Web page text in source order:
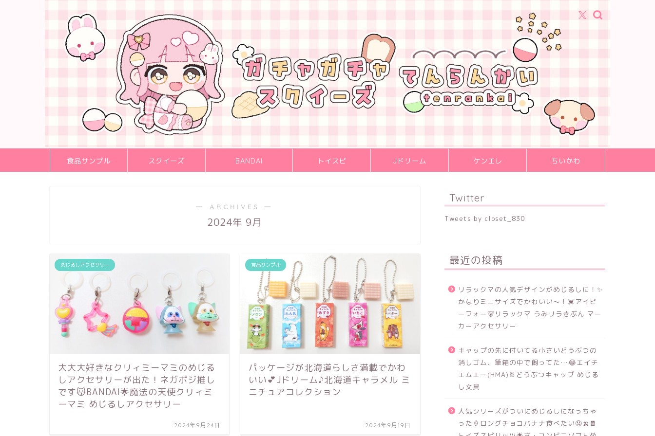
食品サンプル スクイーズ BANDAI トイスピ Jドリーム ケンエレ ちいかわ
― ARCHIVES ―
2024年 9月
めじるしアクセサリー
大大大好きなクリィミーマミのめじる
しアクセサリーが出た！ネガポジ推し
です😽BANDAI🌟魔法の天使クリィミ
ーマミ めじるしアクセサリー
2024年9月24日
食品サンプル
パッケージが北海道らしさ満載でかわ
いい💕Jドリーム♪北海道キャラメル ミ
ニチュアコレクション
2024年9月19日
Twitter
Tweets by closet_830
最近の投稿
リラックマの人気デザインがめじるしに！✨
かなりミニサイズでかわいい～！💓アイピ
ーフォー🐻リラックマ うみリラきぶん マー
カーアクセサリー
キャップの先に付いてる小さいどうぶつの
消しゴム、筆箱の中で飼ってた…😂エイチ
エムエー(HMA)🐰どうぶつキャップ めじる
し文具
人気シリーズがついにめじるしになっちゃ
った🍦ロングチョコバナナ食べたい🤤🍌🍫